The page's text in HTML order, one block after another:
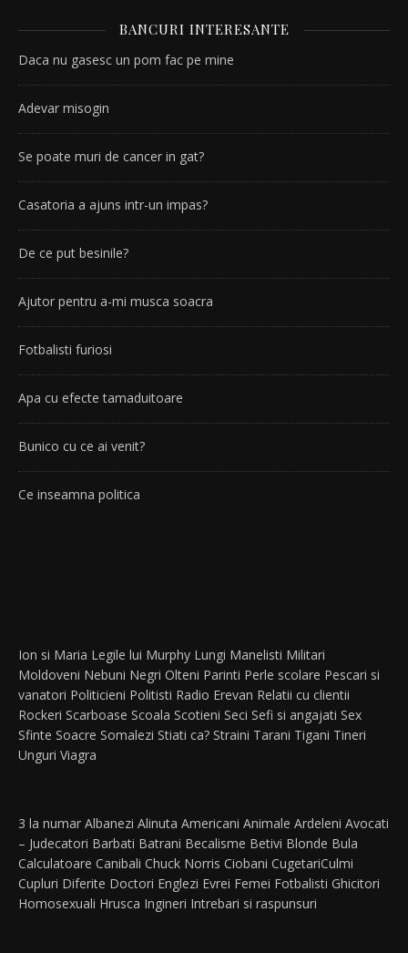
BANCURI INTERESANTE
Daca nu gasesc un pom fac pe mine
Adevar misogin
Se poate muri de cancer in gat?
Casatoria a ajuns intr-un impas?
De ce put besinile?
Ajutor pentru a-mi musca soacra
Fotbalisti furiosi
Apa cu efecte tamaduitoare
Bunico cu ce ai venit?
Ce inseamna politica
Ion si Maria Legile lui Murphy Lungi Manelisti Militari
Moldoveni Nebuni Negri Olteni Parinti Perle scolare Pescari si
vanatori Politicieni Politisti Radio Erevan Relatii cu clientii
Rockeri Scarboase Scoala Scotieni Seci Sefi si angajati Sex
Sfinte Soacre Somalezi Stiati ca? Straini Tarani Tigani Tineri
Unguri Viagra
3 la numar Albanezi Alinuta Americani Animale Ardeleni Avocati
– Judecatori Barbati Batrani Becalisme Betivi Blonde Bula
Calculatoare Canibali Chuck Norris Ciobani CugetariCulmi
Cupluri Diferite Doctori Englezi Evrei Femei Fotbalisti Ghicitori
Homosexuali Hrusca Ingineri Intrebari si raspunsuri